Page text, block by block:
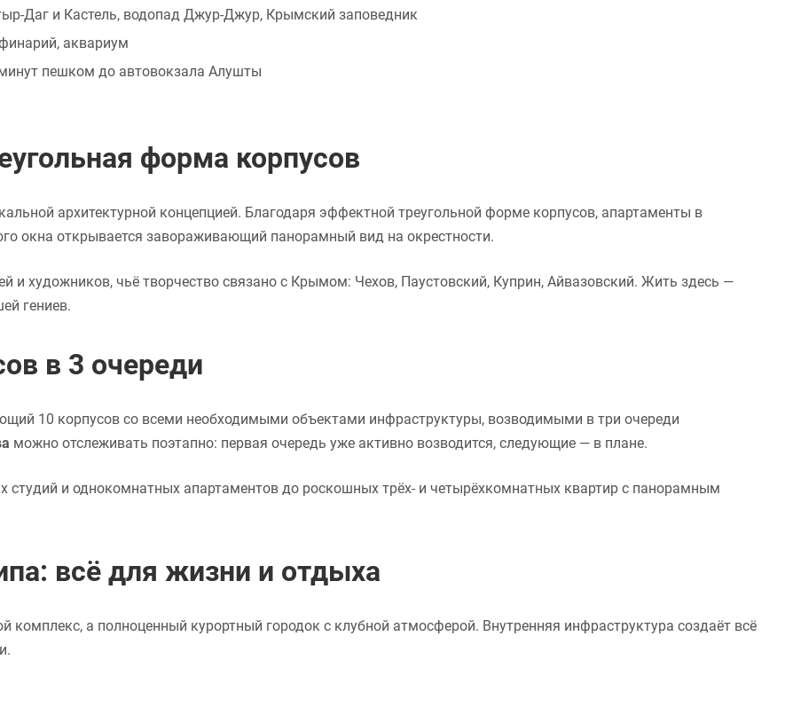
Даг и Кастель, водопад Джур-Джур, Крымский заповедник
аквариум
пешком до автовокзала Алушты
форма корпусов
архитектурной концепцией. Благодаря эффектной треугольной форме корпусов, апартаменты в
окна открывается завораживающий панорамный вид на окрестности.
и художников, чьё творчество связано с Крымом: Чехов, Паустовский, Куприн, Айвазовский. Жить здесь —
гениев.
в 3 очереди
10 корпусов со всеми необходимыми объектами инфраструктуры, возводимыми в три очереди
можно отслеживать поэтапно: первая очередь уже активно возводится, следующие — в плане.
и однокомнатных апартаментов до роскошных трёх- и четырёхкомнатных квартир с панорамным
всё для жизни и отдыха
комплекс, а полноценный курортный городок с клубной атмосферой. Внутренняя инфраструктура создаёт всё